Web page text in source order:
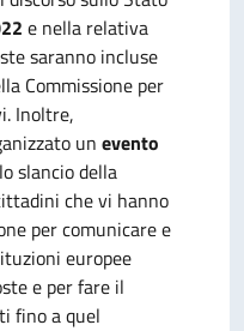
e nella relativa
saranno incluse
Commissione per
Inoltre,
un evento
slancio della
che vi hanno
per comunicare e
europee
e per fare il
fino a quel